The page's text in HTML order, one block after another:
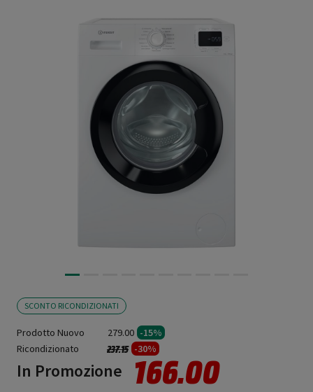
SCONTO RICONDIZIONATI
Prodotto Nuovo 279.00 -15%
Ricondizionato
Prezzo ridotto da
237.15a -30%
In Promozione 166.00